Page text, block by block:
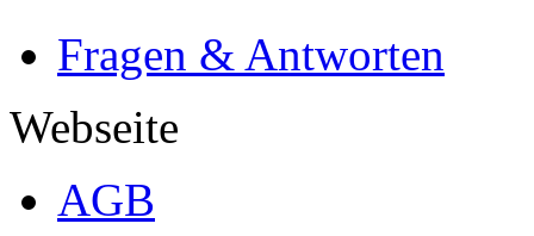
Fragen & Antworten
Webseite
AGB